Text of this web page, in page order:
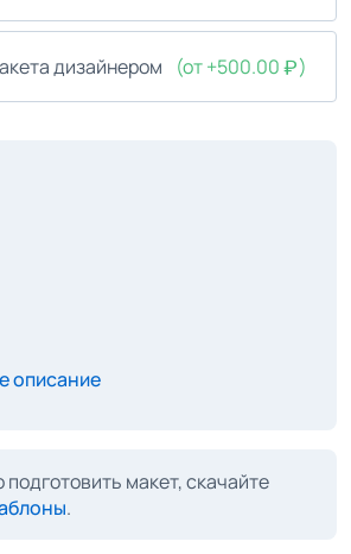
дизайнером (от +500.00 )
описание
макет, скачайте
.